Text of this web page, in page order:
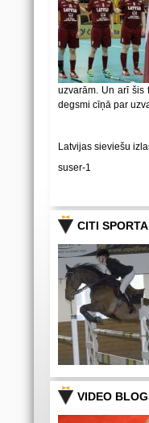
uzvarām. Un arī šis
degsmi cīņā par
Latvijas sieviešu
suser-1
CITI
VIDEO